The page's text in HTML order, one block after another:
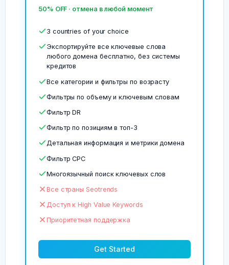
50% OFF · отмена в любой момент
3 countries of your choice
Экспортируйте все ключевые слова
любого домена бесплатно, без системы
кредитов
Все категории и фильтры по возрасту
Фильтры по объему и ключевым словам
Фильтр DR
Фильтр по позициям в топ-3
Детальная информация и метрики домена
Фильтр CPC
Многоязычный поиск ключевых слов
Все страны Seotrends
Доступ к High Value Keywords
Приоритетная поддержка
Get Started